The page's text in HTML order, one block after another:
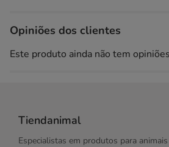
Opiniões dos clientes
Este produto ainda não tem
Tiendanimal
Especialistas em produtos para